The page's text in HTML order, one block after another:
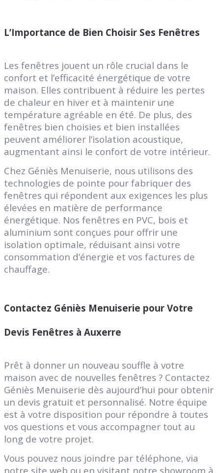
L’Importance de Bien Choisir Ses Fenêtres
Les fenêtres jouent un rôle crucial dans le
confort et l’efficacité énergétique de votre
maison. Elles contribuent à réduire les pertes
de chaleur en hiver et à maintenir une
température agréable en été. De plus, des
fenêtres bien choisies et bien installées
peuvent améliorer l’isolation acoustique,
augmentant ainsi le confort de votre intérieur.
Chez Géniès Menuiserie, nous utilisons des
technologies de pointe pour fabriquer des
fenêtres qui répondent aux exigences les plus
élevées en matière de performance
énergétique. Nos fenêtres en PVC, bois et
aluminium sont conçues pour offrir une
isolation optimale, réduisant ainsi votre
consommation d’énergie et vos factures de
chauffage.
Contactez Géniès Menuiserie pour Votre
Devis Fenêtres à Auxerre
Prêt à donner un nouveau souffle à votre
maison avec de nouvelles fenêtres ? Contactez
Géniès Menuiserie dès aujourd’hui pour obtenir
un devis gratuit et personnalisé. Notre équipe
est à votre disposition pour répondre à toutes
vos questions et vous accompagner tout au
long de votre projet.
Vous pouvez nous joindre par téléphone, via
notre site web ou en visitant notre showroom à